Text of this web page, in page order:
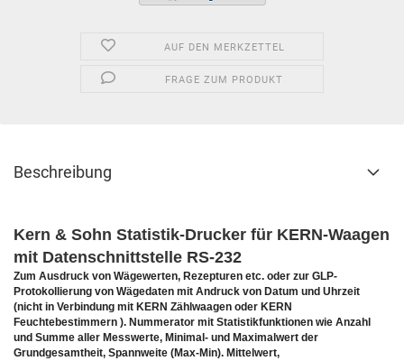
AUF DEN MERKZETTEL
FRAGE ZUM PRODUKT
Beschreibung
Kern & Sohn Statistik-Drucker für KERN-Waagen
mit Datenschnittstelle RS-232
Zum Ausdruck von Wägewerten, Rezepturen etc. oder zur GLP-
Protokollierung von Wägedaten mit Andruck von Datum und Uhrzeit
(nicht in Verbindung mit KERN Zählwaagen oder KERN
Feuchtebestimmern ). Nummerator mit Statistikfunktionen wie Anzahl
und Summe aller Messwerte, Minimal- und Maximalwert der
Grundgesamtheit, Spannweite (Max-Min). Mittelwert,